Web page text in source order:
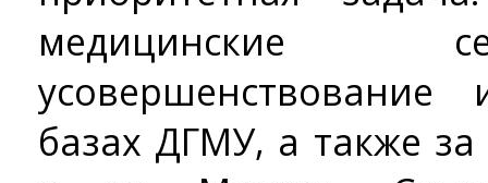
медицинские
базах ДГМУ, а также